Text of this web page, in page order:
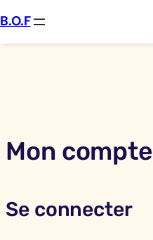
Aller
au
contenu
B.O.F
Mon compte
Se connecter